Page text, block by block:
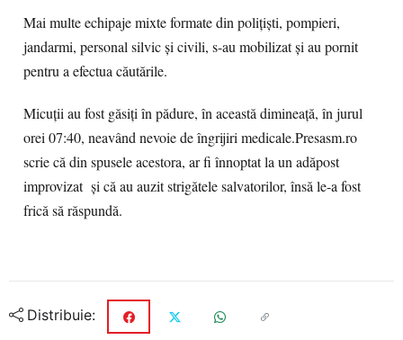
Mai multe echipaje mixte formate din polițiști, pompieri,
jandarmi, personal silvic și civili, s-au mobilizat și au pornit
pentru a efectua căutările.
Micuții au fost găsiți în pădure, în această dimineață, în jurul
orei 07:40, neavând nevoie de îngrijiri medicale.Presasm.ro
scrie că din spusele acestora, ar fi înnoptat la un adăpost
improvizat și că au auzit strigătele salvatorilor, însă le-a fost
frică să răspundă.
Distribuie: